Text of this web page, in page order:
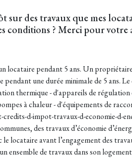
sur des travaux que mes
conditions ? Merci pour votre
locataire pendant 5 ans. Un
une durée minimale de 5 ans.
thermique - d'appareils de régulation
à chaleur - d'équipements de
d-impot-travaux-d-economie-d-
des travaux d’économie
locataire avant l’engagement des
de travaux dans son